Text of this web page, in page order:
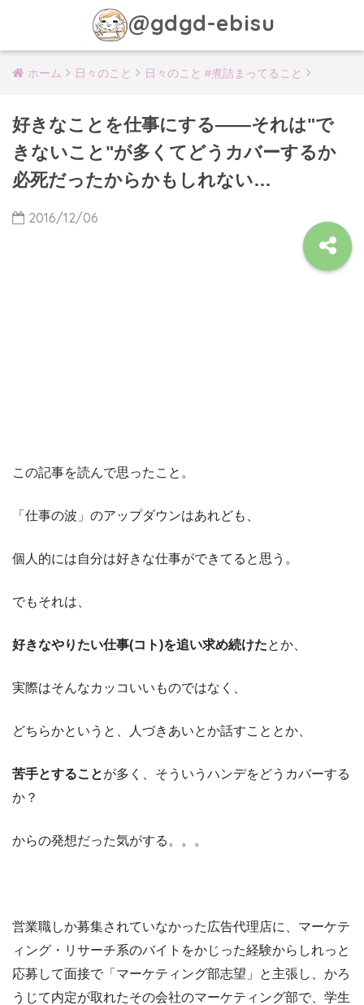
@gdgd-ebisu
ホーム 日々のこと 日々のこと #煮詰まってること
好きなことを仕事にする――それは"で
きないこと"が多くてどうカバーするか
必死だったからかもしれない…
2016/12/06
この記事を読んで思ったこと。
「仕事の波」のアップダウンはあれども、
個人的には自分は好きな仕事ができてると思う。
でもそれは、
好きなやりたい仕事(コト)を追い求め続けたとか、
実際はそんなカッコいいものではなく、
どちらかというと、人づきあいとか話すこととか、
苦手とすることが多く、そういうハンデをどうカバーする
か？
からの発想だった気がする。。。
営業職しか募集されていなかった広告代理店に、マーケテ
ィング・リサーチ系のバイトをかじった経験からしれっと
応募して面接で「マーケティング部志望」と主張し、かろ
うじて内定が取れたその会社のマーケティング部で、学生